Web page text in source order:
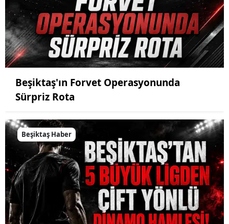
Beşiktaş'ın Forvet Operasyonunda
Sürpriz Rota
Beşiktaş Haber